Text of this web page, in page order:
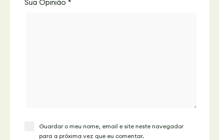
Sua Opinião *
Guardar o meu nome, email e site neste navegador
para a próxima vez que eu comentar.